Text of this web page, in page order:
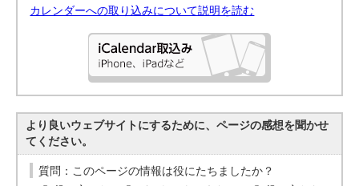
カレンダーへの取り込みについて説明を読む
より良いウェブサイトにするために、ページの感想を聞かせ
てください。
質問：このページの情報は役にたちましたか？